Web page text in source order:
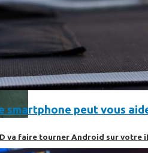
va faire tourner Android sur votre
smartphone peut vous